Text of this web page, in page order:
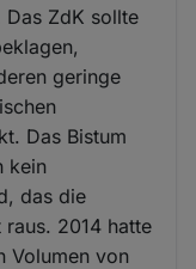
ZdK sollte
geringe
Das Bistum
kein
das die
2014 hatte
Volumen von